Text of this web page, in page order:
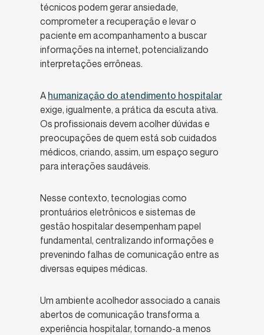
técnicos podem gerar ansiedade,
comprometer a recuperação e levar o
paciente em acompanhamento a buscar
informações na internet, potencializando
interpretações errôneas.
A humanização do atendimento hospitalar
exige, igualmente, a prática da escuta ativa.
Os profissionais devem acolher dúvidas e
preocupações de quem está sob cuidados
médicos, criando, assim, um espaço seguro
para interações saudáveis.
Nesse contexto, tecnologias como
prontuários eletrônicos e sistemas de
gestão hospitalar desempenham papel
fundamental, centralizando informações e
prevenindo falhas de comunicação entre as
diversas equipes médicas.
Um ambiente acolhedor associado a canais
abertos de comunicação transforma a
experiência hospitalar, tornando-a menos